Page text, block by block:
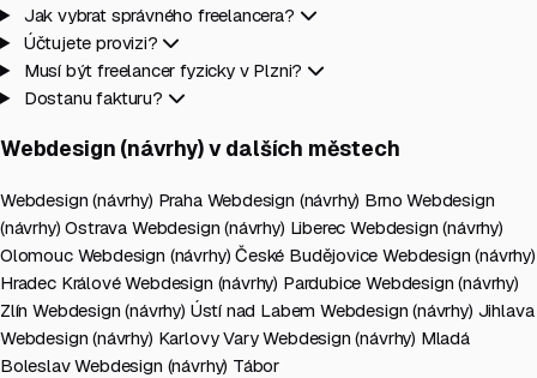
Jak vybrat správného freelancera?
Účtujete provizi?
Musí být freelancer fyzicky v Plzni?
Dostanu fakturu?
Webdesign (návrhy) v dalších městech
Webdesign (návrhy) Praha Webdesign (návrhy) BrnoWebdesign
(návrhy) Ostrava Webdesign (návrhy) LiberecWebdesign (návrhy)
Olomouc Webdesign (návrhy) České BudějoviceWebdesign (návrhy)
Hradec KrálovéWebdesign (návrhy) PardubiceWebdesign (návrhy)
ZlínWebdesign (návrhy) Ústí nad Labem Webdesign (návrhy) Jihlava
Webdesign (návrhy) Karlovy VaryWebdesign (návrhy) Mladá
BoleslavWebdesign (návrhy) Tábor